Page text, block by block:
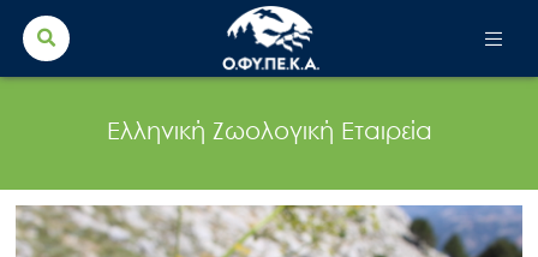
Search
for:
Ελληνική Ζωολογική Εταιρεία